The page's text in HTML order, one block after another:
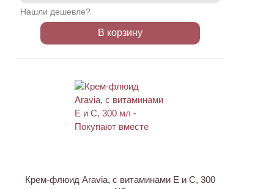
Нашли дешевле?
В корзину
Крем-флюид Aravia, с витаминами E и C, 300